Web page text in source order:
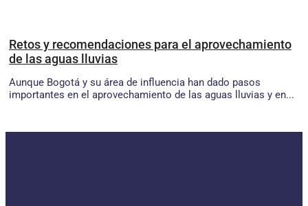
Retos y recomendaciones para el aprovechamiento
de las aguas lluvias
Aunque Bogotá y su área de influencia han dado pasos
importantes en el aprovechamiento de las aguas lluvias y en...